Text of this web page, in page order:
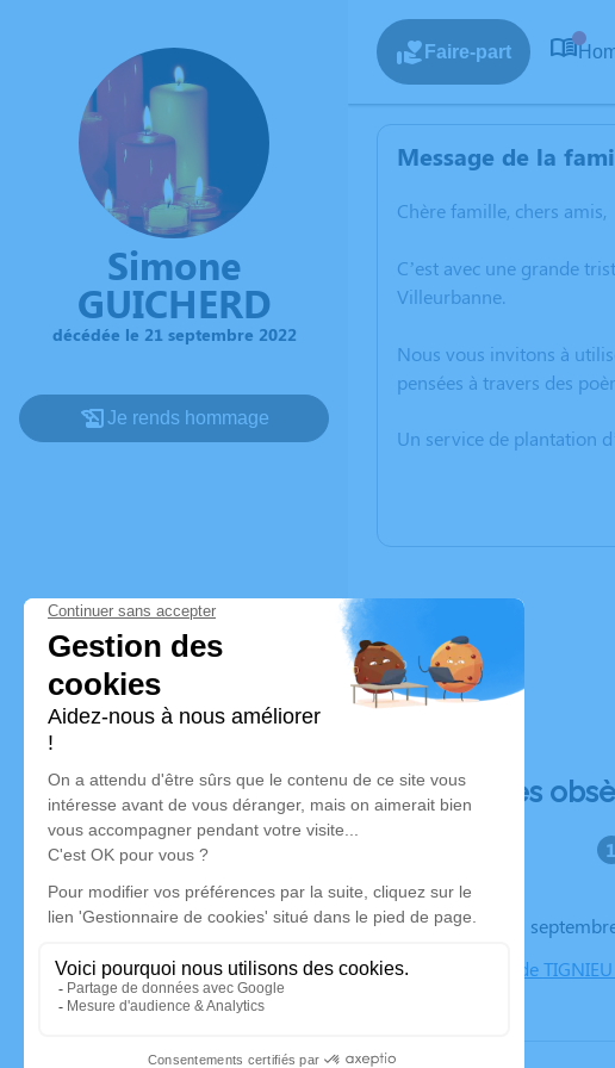
Simone
GUICHERD
décédée le 21 septembre 2022
Je rends hommage
Faire-part
Message de la
Chère famille, chers amis,
C’est avec une grande
Villeurbanne.
Nous vous invitons à
pensées à travers des
Un service de plantation
Déroulé des
Le lundi 26
Cimetière de